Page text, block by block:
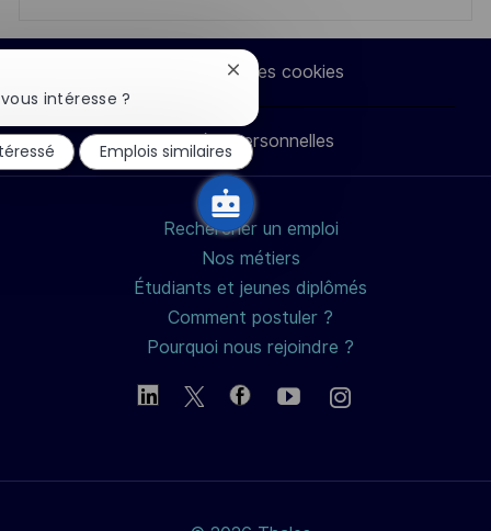
via
LinkedIn
via
Facebook
via
twitter
par
e-
mail
Paramètres des cookies
Données personnelles
Rechercher un emploi
Nos métiers
Étudiants et jeunes diplômés
Comment postuler ?
Pourquoi nous rejoindre ?
intéresse ?
Fermer
notification
du
chatbot
Emplois similaires